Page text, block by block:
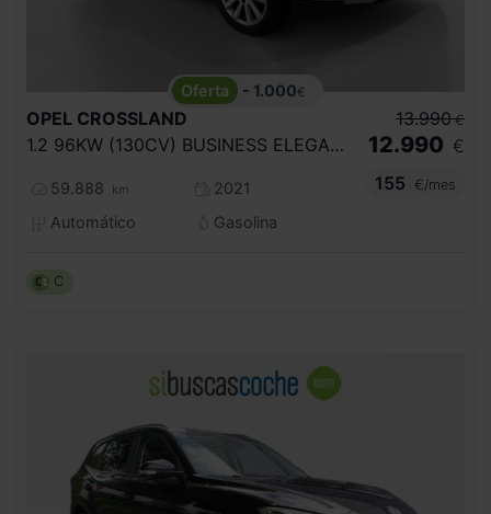
- 1.000€
OPEL CROSSLAND
1.2 96KW (130CV) BUSINESS ELEGANCE AUTO
59.888 km
2021
Automático
Gasolina
13.990 €
12.990 €
155
€/mes
C